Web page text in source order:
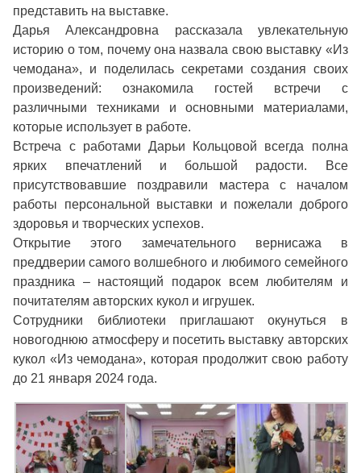
представить на выставке.
Дарья Александровна рассказала увлекательную
историю о том, почему она назвала свою выставку «Из
чемодана», и поделилась секретами создания своих
произведений: ознакомила гостей встречи с
различными техниками и основными материалами,
которые использует в работе.
Встреча с работами Дарьи Кольцовой всегда полна
ярких впечатлений и большой радости. Все
присутствовавшие поздравили мастера с началом
работы персональной выставки и пожелали доброго
здоровья и творческих успехов.
Открытие этого замечательного вернисажа в
преддверии самого волшебного и любимого семейного
праздника – настоящий подарок всем любителям и
почитателям авторских кукол и игрушек.
Сотрудники библиотеки приглашают окунуться в
новогоднюю атмосферу и посетить выставку авторских
кукол «Из чемодана», которая продолжит свою работу
до 21 января 2024 года.